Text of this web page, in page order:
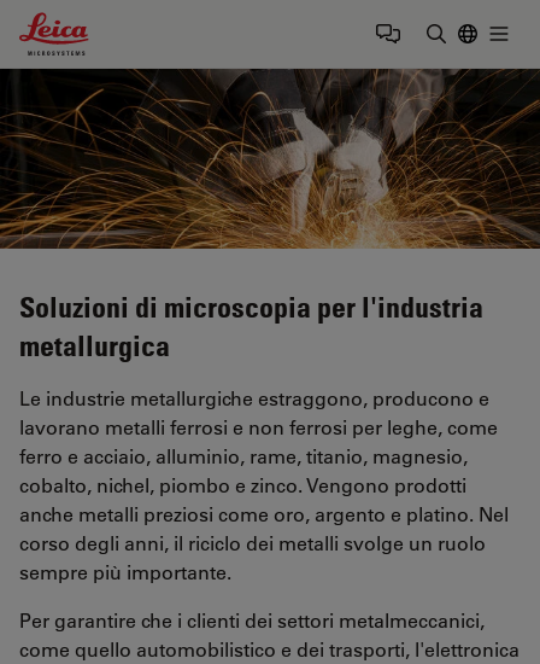
Leica Microsystems Logo
Soluzioni di microscopia per l'industria
metallurgica
Le industrie metallurgiche estraggono, producono e
lavorano metalli ferrosi e non ferrosi per leghe, come
ferro e acciaio, alluminio, rame, titanio, magnesio,
cobalto, nichel, piombo e zinco. Vengono prodotti
anche metalli preziosi come oro, argento e platino. Nel
corso degli anni, il riciclo dei metalli svolge un ruolo
sempre più importante.
Per garantire che i clienti dei settori metalmeccanici,
come quello automobilistico e dei trasporti, l'elettronica